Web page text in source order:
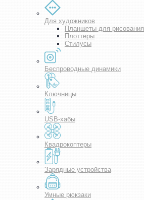
Для художников
Планшеты для рисования
Плоттеры
Стилусы
Беспроводные динамики
Ключницы
USB-хабы
Квадрокоптеры
Зарядные устройства
Умные рюкзаки